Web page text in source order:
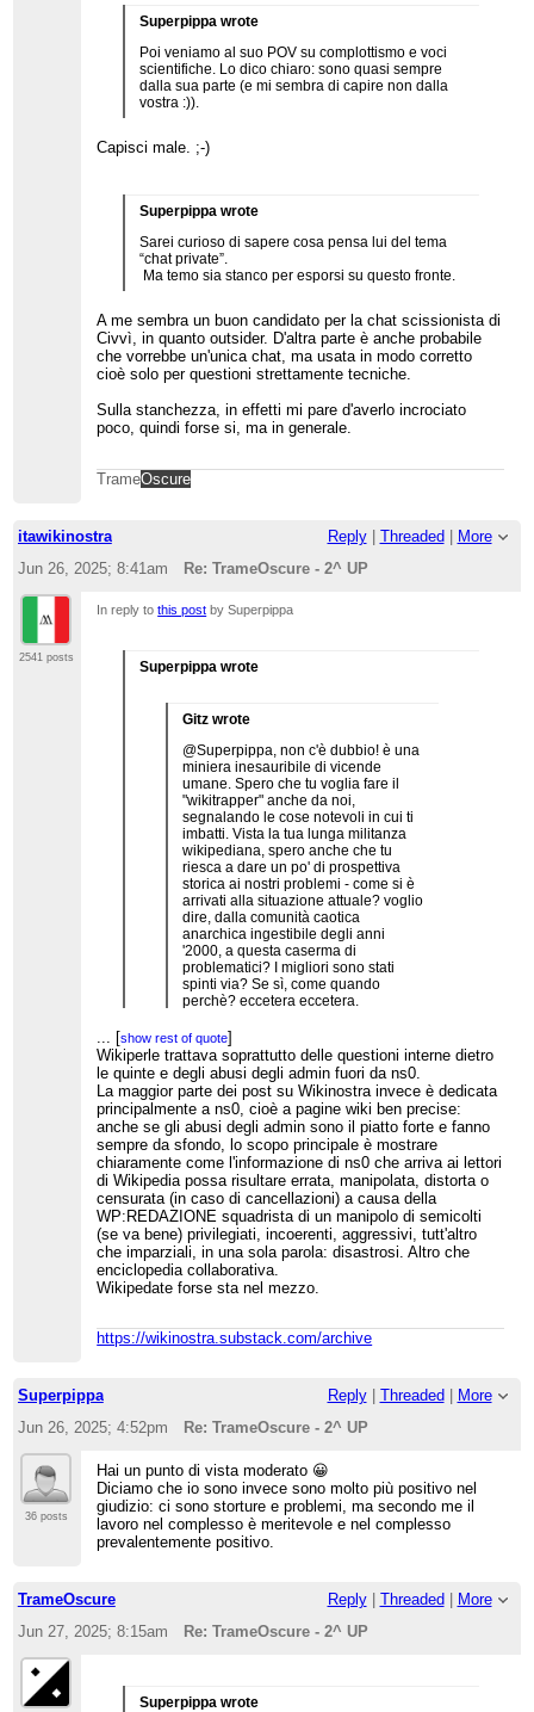
Superpippa wrote
Poi veniamo al suo POV su complottismo e voci
scientifiche. Lo dico chiaro: sono quasi sempre
dalla sua parte (e mi sembra di capire non dalla
vostra :)).
Capisci male. ;-)
Superpippa wrote
Sarei curioso di sapere cosa pensa lui del tema
“chat private”.
Ma temo sia stanco per esporsi su questo fronte.
A me sembra un buon candidato per la chat scissionista di
Civvì, in quanto outsider. D'altra parte è anche probabile
che vorrebbe un'unica chat, ma usata in modo corretto
cioè solo per questioni strettamente tecniche.
Sulla stanchezza, in effetti mi pare d'averlo incrociato
poco, quindi forse si, ma in generale.
TrameOscure
itawikinostra Reply| Threaded
More
Jun 26, 2025; 8:41am
Re: TrameOscure - 2^ UP
2541 posts
In reply tothis post by Superpippa
Superpippa wrote
Gitz wrote
@Superpippa, non c'è dubbio! è una
miniera inesauribile di vicende
umane. Spero che tu voglia fare il
"wikitrapper" anche da noi,
segnalando le cose notevoli in cui ti
imbatti. Vista la tua lunga militanza
wikipediana, spero anche che tu
riesca a dare un po' di prospettiva
storica ai nostri problemi - come si è
arrivati alla situazione attuale? voglio
dire, dalla comunità caotica
anarchica ingestibile degli anni
'2000, a questa caserma di
problematici? I migliori sono stati
spinti via? Se sì, come quando
perchè? eccetera eccetera.
Un'altra domanda che mi
incuriosisce è com'è l'esperienza di
chi edita da IP: non è faticosissimo?
non si viene continuamente annullati
per nessuna ragione...?
...[show rest of quote]
Qui coprite molto più di quanto facesse wikiperle.
Wikiperle era solo un blog focalizzato su 2 o 3
temi principali. A volte gli articoli non mi trovavano
nemmeno molto d’accordo.
Il forum permette di coprire molti più temi… non
c’é bisogni di più informatori!
Una volta il patrolling era molto più lasco, quindi
contribuire da ip era molto più facile.
Oggi fare vandalismi da ip é difficilissimo, perché
é quasi impossibile contribuire da ip ma anche da
neoutente.
correggo errori grammaticali o riformulo frasi,
che normalmente prendo dalle note di en.wiki.
[show rest of quote]
Wikiperle trattava soprattutto delle questioni interne dietro
le quinte e degli abusi degli admin fuori da ns0.
La maggior parte dei post su Wikinostra invece è dedicata
principalmente a ns0, cioè a pagine wiki ben precise:
anche se gli abusi degli admin sono il piatto forte e fanno
sempre da sfondo, lo scopo principale è mostrare
chiaramente come l'informazione di ns0 che arriva ai lettori
di Wikipedia possa risultare errata, manipolata, distorta o
censurata (in caso di cancellazioni) a causa della
WP:REDAZIONE squadrista di un manipolo di semicolti
(se va bene) privilegiati, incoerenti, aggressivi, tutt'altro
che imparziali, in una sola parola: disastrosi. Altro che
enciclopedia collaborativa.
Wikipedate forse sta nel mezzo.
https://wikinostra.substack.com/archive
Superpippa Reply| Threaded
More
Jun 26, 2025; 4:52pm
Re: TrameOscure - 2^ UP
36 posts
Hai un punto di vista moderato 😀
Diciamo che io sono invece sono molto più positivo nel
giudizio: ci sono storture e problemi, ma secondo me il
lavoro nel complesso è meritevole e nel complesso
prevalentemente positivo.
TrameOscure Reply| Threaded
More
Jun 27, 2025; 8:15am
Re: TrameOscure - 2^ UP
Superpippa wrote